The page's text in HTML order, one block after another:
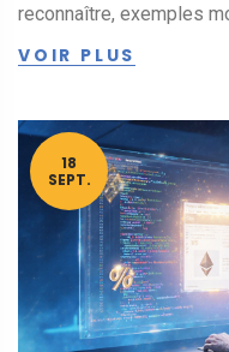
reconnaître, exemples
VOIR PLUS
18
SEPT.